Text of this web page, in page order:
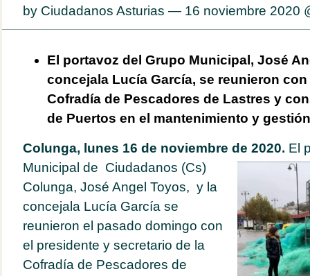
by Ciudadanos Asturias — 16 noviembre 2020
El portavoz del Grupo Municipal, José
concejala Lucía García, se reunieron
Cofradía de Pescadores de Lastres y
de Puertos en el mantenimiento y
Colunga, lunes 16 de noviembre de 2020. El
Municipal de Ciudadanos (Cs)
Colunga, José Angel Toyos, y la
concejala Lucía García se
reunieron el pasado domingo con
el presidente y secretario de la
Cofradía de Pescadores de